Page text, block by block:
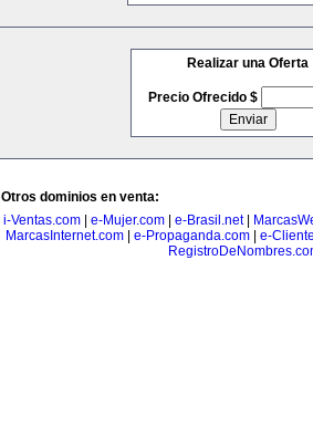
Realizar una Oferta
Precio Ofrecido $
Otros dominios en venta:
i-Ventas.com
e-Mujer.com e-Brasil.net|
MarcasInternet.com| e-Propaganda.com| e-